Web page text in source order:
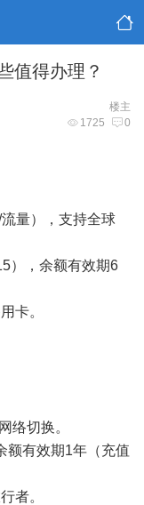
值得办理？
楼主
1725 0
量），支持全球
），余额有效期6
卡。
络切换。
额有效期1年（充值
者。